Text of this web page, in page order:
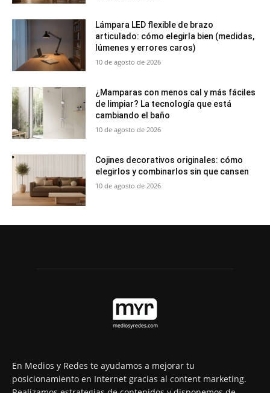
Lámpara LED flexible de brazo
articulado: cómo elegirla bien (medidas,
lúmenes y errores caros)
10 de agosto de 2026
¿Mamparas con menos cal y más fáciles
de limpiar? La tecnología que está
cambiando el baño
10 de agosto de 2026
Cojines decorativos originales: cómo
elegirlos y combinarlos sin que cansen
10 de agosto de 2026
En Medios y Redes te ayudamos a mejorar tu
posicionamiento en Internet gracias al content marketing.